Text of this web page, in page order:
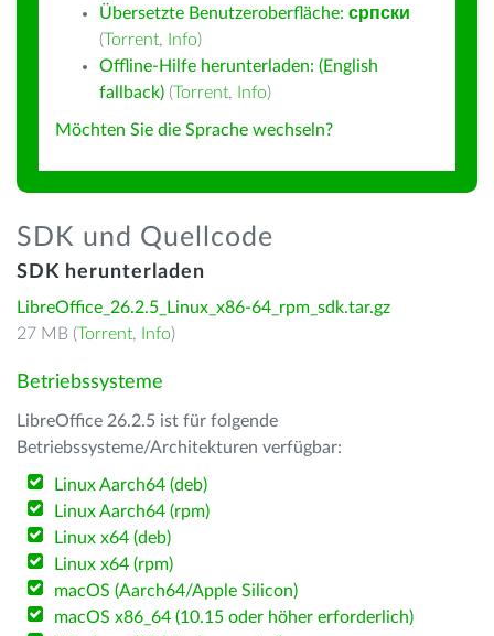
Übersetzte Benutzeroberfläche: српски
(Torrent, Info)
Offline-Hilfe herunterladen: (English
fallback) (Torrent, Info)
Möchten Sie die Sprache wechseln?
SDK und Quellcode
SDK herunterladen
LibreOffice_26.2.5_Linux_x86-64_rpm_sdk.tar.gz
27 MB (Torrent, Info)
Betriebssysteme
LibreOffice 26.2.5 ist für folgende
Betriebssysteme/Architekturen verfügbar:
Linux Aarch64 (deb)
Linux Aarch64 (rpm)
Linux x64 (deb)
Linux x64 (rpm)
macOS (Aarch64/Apple Silicon)
macOS x86_64 (10.15 oder höher erforderlich)